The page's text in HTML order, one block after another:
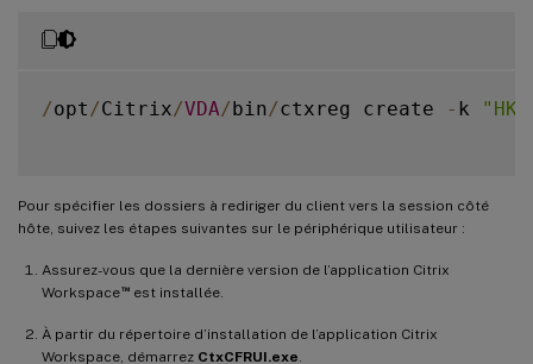
/opt /Citrix/VDA/bin/ctxreg create - k
Pour spécifier les dossiers à rediriger du client vers la session côté
hôte, suivez les étapes suivantes sur le périphérique utilisateur :
Assurez-vous que la dernière version de l’application Citrix
Workspace™est installée.
À partir du répertoire d’installation de l’application Citrix
Workspace, démarrez CtxCFRUI.exe